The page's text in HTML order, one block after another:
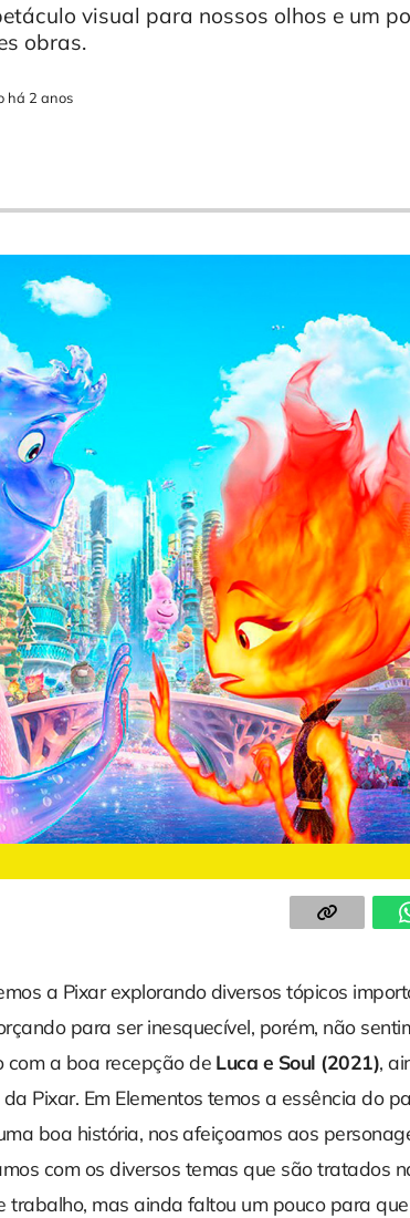
visual para nossos olhos e um
obras.
há 2 anos
a Pixar explorando diversos tópicos
para ser inesquecível, porém, não
com a boa recepção de Luca e Soul (2021),
Pixar. Em Elementos temos a essência do
boa história, nos afeiçoamos aos
com os diversos temas que são tratados
trabalho, mas ainda faltou um pouco para